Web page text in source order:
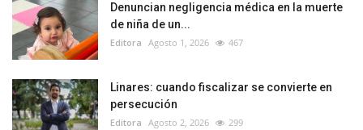
Denuncian negligencia médica en la muerte
de niña de un...
Editora Agosto 1, 2026 467
Linares: cuando fiscalizar se convierte en
persecución
Editora Agosto 2, 2026 299